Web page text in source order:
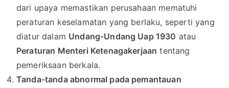
dari upaya memastikan perusahaan mematuhi
peraturan keselamatan yang berlaku, seperti yang
diatur dalam Undang-Undang Uap 1930 atau
Peraturan Menteri Ketenagakerjaan tentang
pemeriksaan berkala.
Tanda-tanda abnormal pada pemantauan